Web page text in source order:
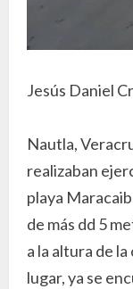
Jesús Daniel
Nautla,
realizaban
playa
de más dd 5
a la altura de
lugar, ya se